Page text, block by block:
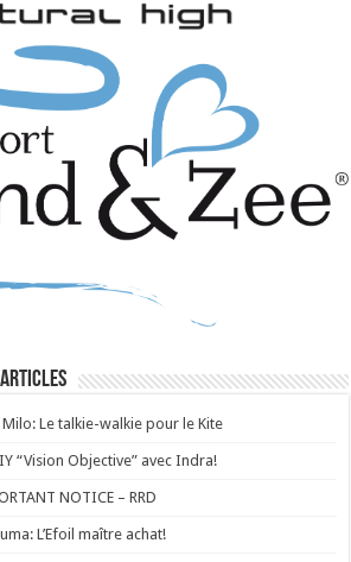
articles
Milo: Le talkie-walkie pour le Kite
“Vision Objective” avec Indra!
NOTICE – RRD
L’Efoil maître achat!